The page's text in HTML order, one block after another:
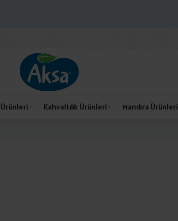
Ürünleri Kahvaltılık Ürünleri Mandıra Ürünleri